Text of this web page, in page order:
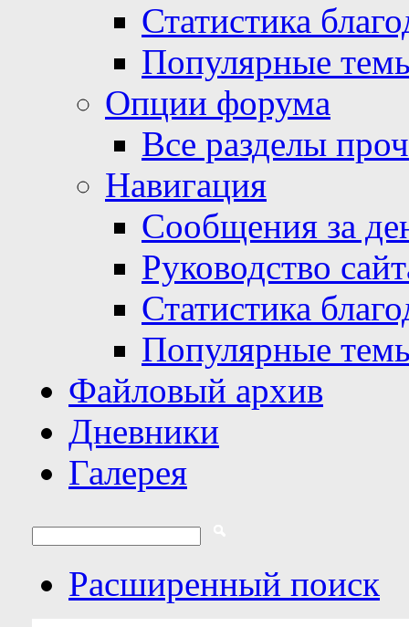
Статистика
Популярные
Опции форума
Все разделы
Навигация
Сообщения за
Руководство
Статистика
Популярные
Файловый архив
Дневники
Галерея
Расширенный поиск